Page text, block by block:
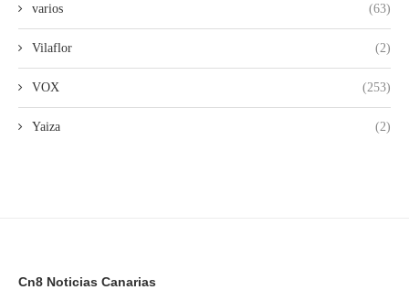
varios (63)
Vilaflor (2)
VOX (253)
Yaiza (2)
Cn8 Noticias Canarias